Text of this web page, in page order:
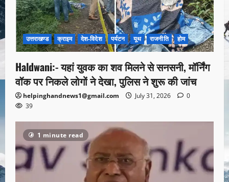
उत्तराखण्ड क्राइम देश-विदेश पर्यटन यूथ राजनीति होम
Haldwani:- यहां युवक का शव मिलने से सनसनी, मॉर्निंग
वॉक पर निकले लोगों ने देखा, पुलिस ने शुरू की जांच
helpinghandnews1@gmail.com July 31, 2026
0
39
1 minute read